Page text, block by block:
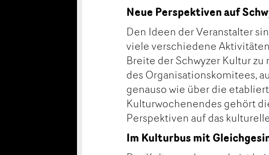
Neue Perspektiven auf
Den Ideen der Veranstalter
viele verschiedene
Breite der Schwyzer Kultur
des Organisationskomitees,
genauso wie über die
Kulturwochenendes gehört
Perspektiven auf das
Im Kulturbus mit